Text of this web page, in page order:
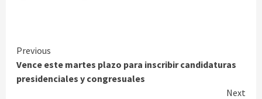
Continue
Reading
Previous
Vence este martes plazo para inscribir candidaturas
presidenciales y congresuales
Next